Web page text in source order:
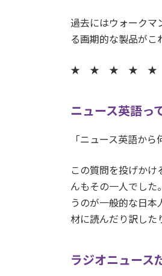
過去にはウォークマ
る画期的な製品がこ
★ ★ ★ ★ ★
ニュース英語っ
「ニュース英語から
この質問を投げかけ
んもその一人でした
うのが一般的な日
材に読んだり訳した
ラジオニュース